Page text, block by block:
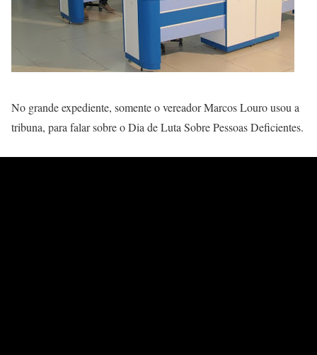
No grande expediente, somente o vereador Marcos Louro usou a
tribuna, para falar sobre o Dia de Luta Sobre Pessoas Deficientes.